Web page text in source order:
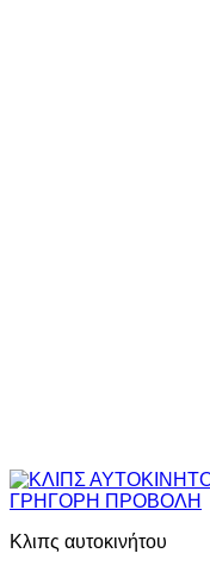
ΓΡΗΓΟΡΗ ΠΡΟΒΟΛΗ
Κλιπς αυτοκινήτου